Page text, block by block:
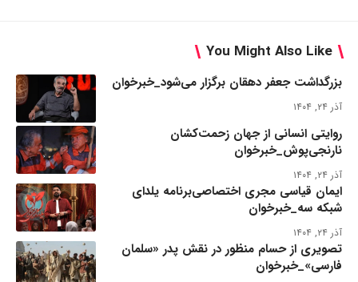
You Might Also Like
بزرگداشت جعفر دهقان برگزار می‌شود_خبرخوان
آذر ۲۴, ۱۴۰۴
روایتی انسانی از جهان زحمت‌کشان
نارنجی‌پوش_خبرخوان
آذر ۲۴, ۱۴۰۴
ایمان قیاسی مجری اختصاصی‌برنامه یلدای
شبکه سه_خبرخوان
آذر ۲۴, ۱۴۰۴
تصویری از حسام منظور در نقش پدر «سلمان
فارسی»_خبرخوان